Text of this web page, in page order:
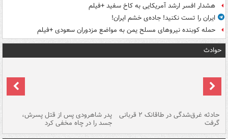
هشدار افسر ارشد آمریکایی به کاخ سفید +فیلم
ایران را تست نکنید! جاده‌ی خشم ایران!
حمله کوبنده نیروهای مسلح یمن به مواضع مزدوران سعودی +فیلم
حوادث
حادثه غرق‌شدگی در طاقانک ۲ قربانی
گرفت
پدر شاهرودی پس از قتل پسرش،
جسد را در چاه مخفی کرد